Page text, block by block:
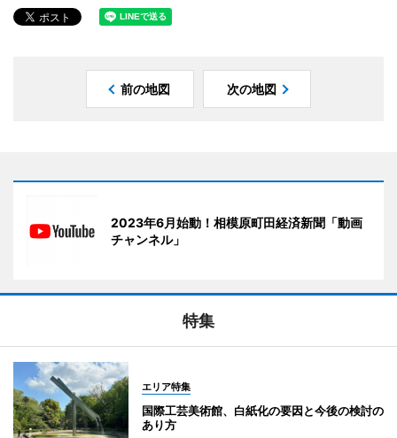
前の地図 次の地図
2023年6月始動！相模原町田経済新聞「動画
チャンネル」
特集
エリア特集
国際工芸美術館、白紙化の要因と今後の検討の
あり方